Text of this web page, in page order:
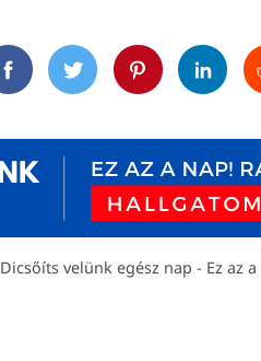
FacebookTwitterPinterest
Dicsőíts velünk egész nap - Ez az